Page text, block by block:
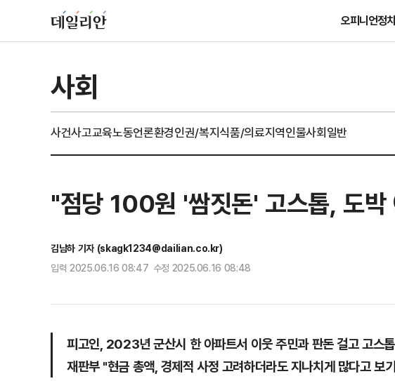
오피니언정
사회
사건사고교육노동언론환경인권/복지식품/의료지역인물사회일반
"점당 100원 '쌈짓돈' 고스톱, 도
김남하 기자 (skagk1234@dailian.co.kr)
입력 2025.06.16 08:47 수정 2025.06.16 08:48
피고인, 2023년 군산시 한 아파트서 이웃 주민과 판돈 걸고 고스
재판부 "현금 총액, 경제적 사정 고려하더라도 지나치게 많다고 보